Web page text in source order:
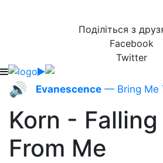
Поділіться з
Facebook
Twitter
🔊 Evanescence — Bring Me
Korn -
From Me